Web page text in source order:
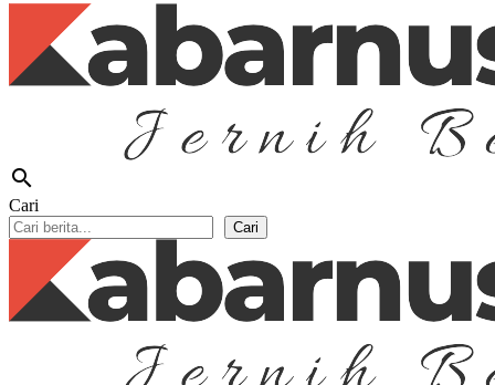
search
Cari
Cari